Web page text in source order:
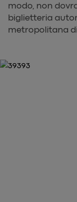
modo, non
biglietteria
metropolitana